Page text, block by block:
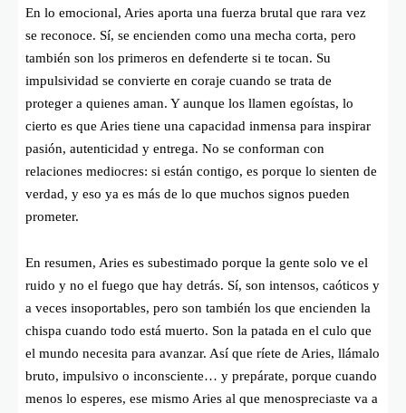
En lo emocional, Aries aporta una fuerza brutal que rara vez
se reconoce. Sí, se encienden como una mecha corta, pero
también son los primeros en defenderte si te tocan. Su
impulsividad se convierte en coraje cuando se trata de
proteger a quienes aman. Y aunque los llamen egoístas, lo
cierto es que Aries tiene una capacidad inmensa para inspirar
pasión, autenticidad y entrega. No se conforman con
relaciones mediocres: si están contigo, es porque lo sienten de
verdad, y eso ya es más de lo que muchos signos pueden
prometer.
En resumen, Aries es subestimado porque la gente solo ve el
ruido y no el fuego que hay detrás. Sí, son intensos, caóticos y
a veces insoportables, pero son también los que encienden la
chispa cuando todo está muerto. Son la patada en el culo que
el mundo necesita para avanzar. Así que ríete de Aries, llámalo
bruto, impulsivo o inconsciente… y prepárate, porque cuando
menos lo esperes, ese mismo Aries al que menospreciaste va a